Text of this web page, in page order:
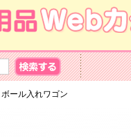
ボール入れワゴン